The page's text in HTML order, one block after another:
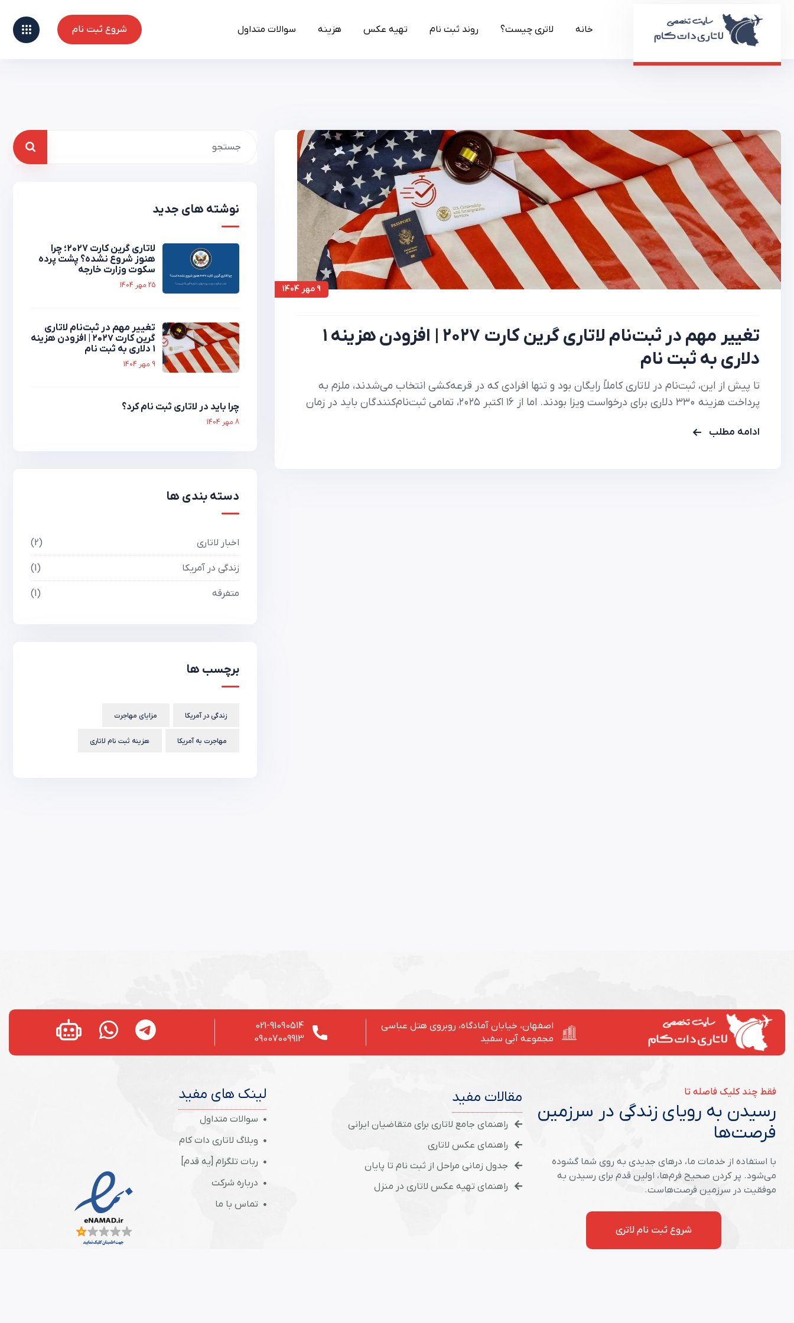
خانه لاتری چیست؟ روند ثبت نام تهیه عکس هزینه سوالات متداول
شروع ثبت نام
شروع ثبت نام
9 مهر 1404
تغییر مهم در ثبت‌نام لاتاری گرین کارت ۲۰۲۷ | افزودن هزینه ۱
دلاری به ثبت نام
تا پیش از این، ثبت‌نام در لاتاری کاملاً رایگان بود و تنها افرادی که در قرعه‌کشی انتخاب می‌شدند، ملزم به
پرداخت هزینه ۳۳۰ دلاری برای درخواست ویزا بودند. اما از ۱۶ اکتبر ۲۰۲۵، تمامی ثبت‌نام‌کنندگان باید در زمان
ادامه مطلب
نوشته های جدید
لاتاری گرین کارت 2027؛ چرا
هنوز شروع نشده؟ پشت پرده
سکوت وزارت خارجه
25 مهر 1404
تغییر مهم در ثبت‌نام لاتاری
گرین کارت ۲۰۲۷ | افزودن هزینه
۱ دلاری به ثبت نام
9 مهر 1404
چرا باید در لاتاری ثبت نام کرد؟
8 مهر 1404
دسته بندی ها
اخبار لاتاری 2
زندگی در آمریکا 1
متفرقه 1
برچسب ها
زندگی در آمریکا مزایای مهاجرت
مهاجرت به آمریکا هزینه ثبت نام لاتاری
اصفهان، خیابان آمادگاه، روبروی هتل عباسی
مجموعه آبی سفید
021-91090514
09007009913
فقط چند کلیک فاصله تا
رسیدن به رویای زندگی در سرزمین
فرصت‌ها
با استفاده از خدمات ما، درهای جدیدی به روی شما گشوده
می‌شود. پر کردن صحیح فرم‌ها، اولین قدم برای رسیدن به
موفقیت در سرزمین فرصت‌هاست.
شروع ثبت نام لاتری
مقالات مفید
راهنمای جامع لاتاری برای متقاضیان ایرانی
راهنمای عکس لاتاری
جدول زمانی مراحل از ثبت نام تا پایان
راهنمای تهیه عکس لاتاری در منزل
لینک های مفید
سوالات متداول
وبلاگ لاتاری دات کام
ربات تلگرام [یه قدم]
درباره شرکت
تماس با ما